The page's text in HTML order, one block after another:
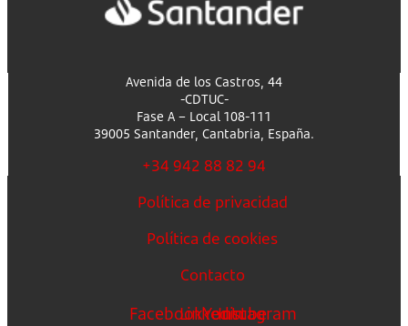
Avenida de los Castros, 44
-CDTUC-
Fase A – Local 108-111
39005 Santander, Cantabria, España.
+34 942 88 82 94
Política de privacidad
Política de cookies
Contacto
FacebookLinkedin
Youtube
Instagram